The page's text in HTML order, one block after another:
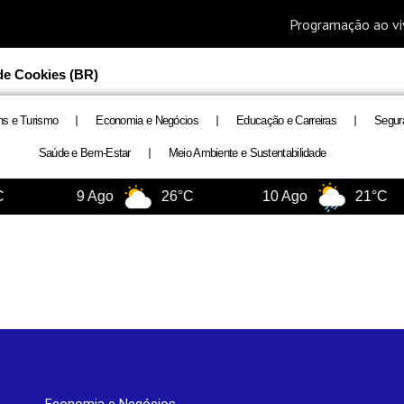
Cookies (BR)
e Turismo Economia e Negócios Educação e Carreiras
Saúde e Bem-Estar Meio Ambiente e Sustentabilidade
9 Ago 26°C 10 Ago 21°C